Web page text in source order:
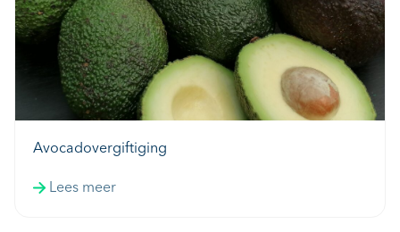
Avocadovergiftiging
Lees meer